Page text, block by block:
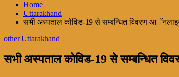
Home
Uttarakhand
सभी अस्पताल कोविड-19 से सम्बन्धित विवरण आॅनलाइन
other Uttarakhand
सभी अस्पताल कोविड-19 से सम्बन्धित